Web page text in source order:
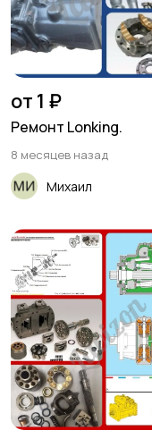
от 1 ₽
Ремонт Lonking.
8 месяцев назад
Михаил